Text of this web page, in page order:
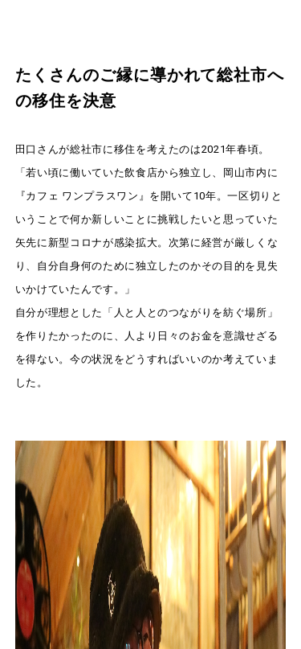
たくさんのご縁に導かれて総社市へ
の移住を決意
田口さんが総社市に移住を考えたのは2021年春頃。
「若い頃に働いていた飲食店から独立し、岡山市内に
『カフェ ワンプラスワン』を開いて10年。一区切りと
いうことで何か新しいことに挑戦したいと思っていた
矢先に新型コロナが感染拡大。次第に経営が厳しくな
り、自分自身何のために独立したのかその目的を見失
いかけていたんです。」
自分が理想とした「人と人とのつながりを紡ぐ場所」
を作りたかったのに、人より日々のお金を意識せざる
を得ない。今の状況をどうすればいいのか考えていま
した。